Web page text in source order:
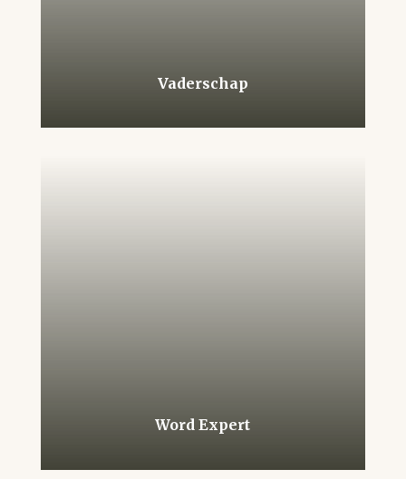
Vaderschap
Word Expert